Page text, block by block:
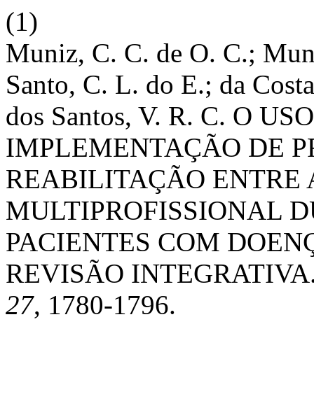
(1)
Muniz, C. C. de O. C.;
Santo, C. L. do E.; da
dos Santos, V. R. C. O
IMPLEMENTAÇÃO DE
REABILITAÇÃO ENTRE
MULTIPROFISSIONAL
PACIENTES COM
REVISÃO
27, 1780-1796.